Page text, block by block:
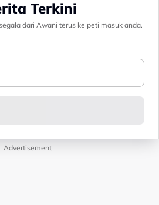
Terkini
dari Awani terus ke peti masuk anda.
Advertisement